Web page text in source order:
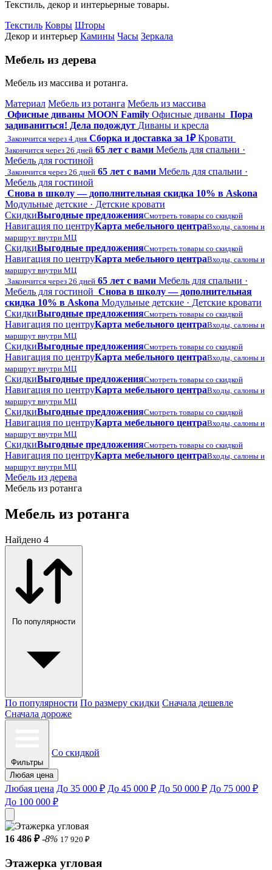
Текстиль, декор и интерьерные товары.
Текстиль Ковры Шторы
Декор и интерьер Камины Часы Зеркала
Мебель из дерева
Мебель из массива и ротанга.
Материал Мебель из ротанга Мебель из массива
Офисные диваны MOON Family Офисные диваны Пора
задиваниться! Дела подождут Диваны и кресла
Закончится через 4 дня Сборка и доставка за 1₽ Кровати
Закончится через 26 дней 65 лет с вами Мебель для спальни ·
Мебель для гостиной
Закончится через 26 дней 65 лет с вами Мебель для спальни ·
Мебель для гостиной
Снова в школу — дополнительная скидка 10% в Askona
Модульные детские · Детские кровати
СкидкиВыгодные предложенияСмотреть товары со скидкой
Навигация по центруКарта мебельного центраВходы, салоны и
маршрут внутри МЦ
СкидкиВыгодные предложенияСмотреть товары со скидкой
Навигация по центруКарта мебельного центраВходы, салоны и
маршрут внутри МЦ
Закончится через 26 дней 65 лет с вами Мебель для спальни ·
Мебель для гостиной Снова в школу — дополнительная
скидка 10% в Askona Модульные детские · Детские кровати
СкидкиВыгодные предложенияСмотреть товары со скидкой
Навигация по центруКарта мебельного центраВходы, салоны и
маршрут внутри МЦ
СкидкиВыгодные предложенияСмотреть товары со скидкой
Навигация по центруКарта мебельного центраВходы, салоны и
маршрут внутри МЦ
СкидкиВыгодные предложенияСмотреть товары со скидкой
Навигация по центруКарта мебельного центраВходы, салоны и
маршрут внутри МЦ
СкидкиВыгодные предложенияСмотреть товары со скидкой
Навигация по центруКарта мебельного центраВходы, салоны и
маршрут внутри МЦ
СкидкиВыгодные предложенияСмотреть товары со скидкой
Навигация по центруКарта мебельного центраВходы, салоны и
маршрут внутри МЦ
Мебель из дерева
Мебель из ротанга
Мебель из ротанга
Найдено 4
По популярности
По популярности По размеру скидки Сначала дешевле
Сначала дороже
Фильтры
Со скидкой
Любая цена
Любая цена До 35 000 ₽ До 45 000 ₽ До 50 000 ₽ До 75 000 ₽
До 100 000 ₽
16 486 ₽ -8% 17 920 ₽
Этажерка угловая